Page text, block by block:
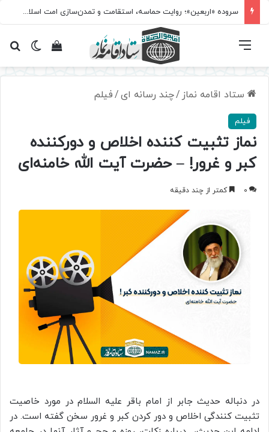
سروده‌ «اربعین»؛ روایت حماسه، استقامت و تمدن‌سازی امت اسلامی
تغییرمشاهده فهرست
ستاد اقامه نماز /چند رسانه ای/فیلم
فیلم
نماز تثبیت کننده اخلاص و دورکننده
کبر و غرور! – حضرت آیت‌ الله خامنه‌ای
0 کمتر از چند دقیقه
در دنباله حدیث جابر از امام باقر علیه السلام در مورد خاصیت
تثبیت کنندگی اخلاص و دور کردن کبر و غرور سخن گفته است. در